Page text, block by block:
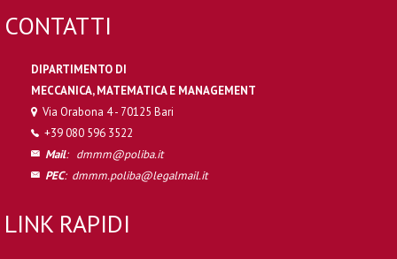
CONTATTI
DIPARTIMENTO DI
MECCANICA, MATEMATICA E MANAGEMENT
Via Orabona 4 - 70125 Bari
+39 080 596 3522
Mail: dmmm@poliba.it
PEC: dmmm.poliba@legalmail.it
LINK RAPIDI